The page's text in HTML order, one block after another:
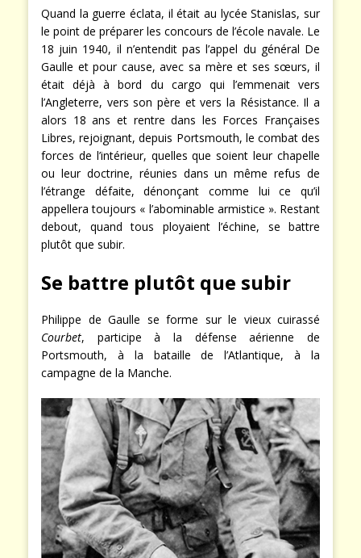
Quand la guerre éclata, il était au lycée Stanislas, sur
le point de préparer les concours de l’école navale. Le
18 juin 1940, il n’entendit pas l’appel du général De
Gaulle et pour cause, avec sa mère et ses sœurs, il
était déjà à bord du cargo qui l’emmenait vers
l’Angleterre, vers son père et vers la Résistance. Il a
alors 18 ans et rentre dans les Forces Françaises
Libres, rejoignant, depuis Portsmouth, le combat des
forces de l’intérieur, quelles que soient leur chapelle
ou leur doctrine, réunies dans un même refus de
l’étrange défaite, dénonçant comme lui ce qu’il
appellera toujours « l’abominable armistice ». Restant
debout, quand tous ployaient l’échine, se battre
plutôt que subir.
Se battre plutôt que subir
Philippe de Gaulle se forme sur le vieux cuirassé
Courbet, participe à la défense aérienne de
Portsmouth, à la bataille de l’Atlantique, à la
campagne de la Manche.